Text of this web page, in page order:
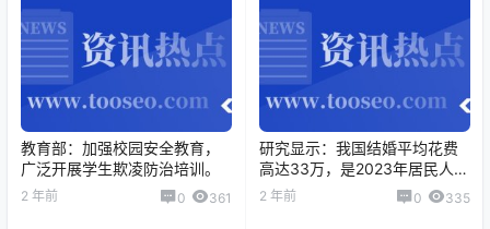
教育部：加强校园安全教育，
广泛开展学生欺凌防治培训。
2 年前 0 361
研究显示：我国结婚平均花费
高达33万，是2023年居民人均
可支配收入的8倍。
2 年前 0 335